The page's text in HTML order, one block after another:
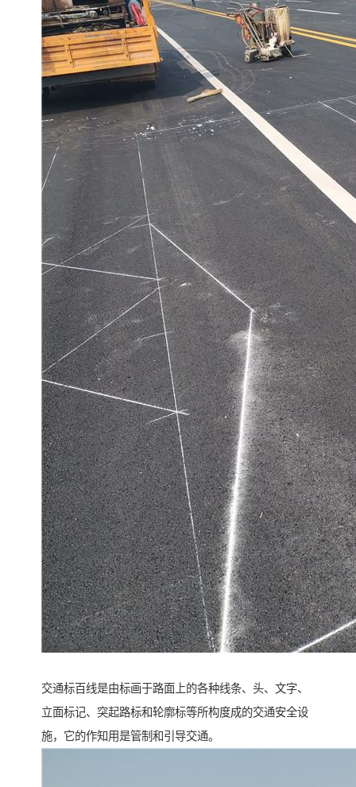
交通标百线是由标画于路面上的各种线条、头、文字、
立面标记、突起路标和轮廓标等所构度成的交通安全设
施，它的作知用是管制和引导交通。